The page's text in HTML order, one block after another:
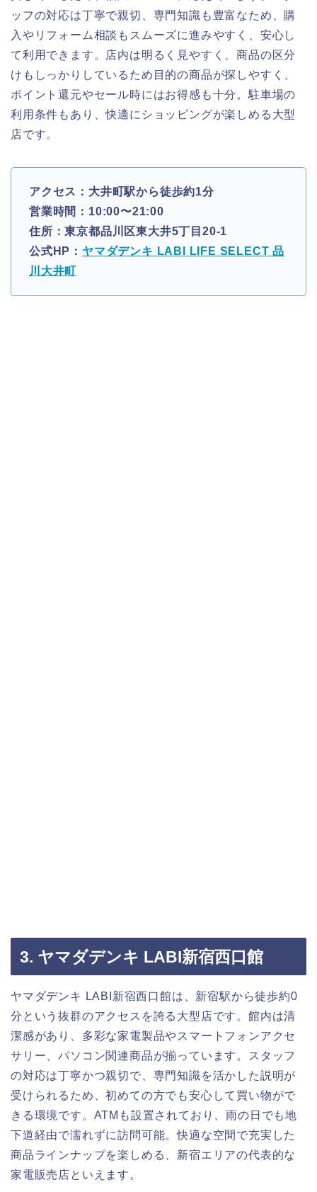
ッフの対応は丁寧で親切、専門知識も豊富なため、購
入やリフォーム相談もスムーズに進みやすく、安心し
て利用できます。店内は明るく見やすく、商品の区分
けもしっかりしているため目的の商品が探しやすく、
ポイント還元やセール時にはお得感も十分。駐車場の
利用条件もあり、快適にショッピングが楽しめる大型
店です。
アクセス：大井町駅から徒歩約1分
営業時間：10:00〜21:00
住所：東京都品川区東大井5丁目20-1
公式HP： ヤマダデンキ LABI LIFE SELECT 品
川大井町
3. ヤマダデンキ LABI新宿西口館
ヤマダデンキ LABI新宿西口館は、新宿駅から徒歩約0
分という抜群のアクセスを誇る大型店です。館内は清
潔感があり、多彩な家電製品やスマートフォンアクセ
サリー、パソコン関連商品が揃っています。スタッフ
の対応は丁寧かつ親切で、専門知識を活かした説明が
受けられるため、初めての方でも安心して買い物がで
きる環境です。ATMも設置されており、雨の日でも地
下道経由で濡れずに訪問可能。快適な空間で充実した
商品ラインナップを楽しめる、新宿エリアの代表的な
家電販売店といえます。